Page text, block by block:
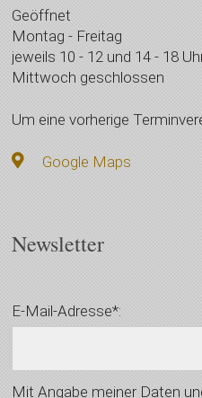
Geöffnet
Montag - Freitag
jeweils 10 - 12 und 14 - 18
Mittwoch geschlossen
Um eine vorherige
Google Maps
Newsletter
E-Mail-Adresse*:
Mit Angabe meiner Daten